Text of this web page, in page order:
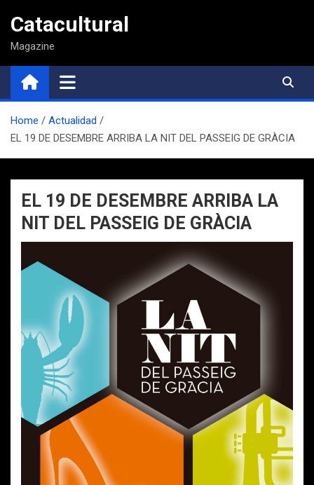
contenido
Catacultural
Magazine
Home
Actualidad
EL 19 DE DESEMBRE ARRIBA LA NIT DEL PASSEIG DE GRÀCIA
EL 19 DE DESEMBRE ARRIBA LA
NIT DEL PASSEIG DE GRÀCIA